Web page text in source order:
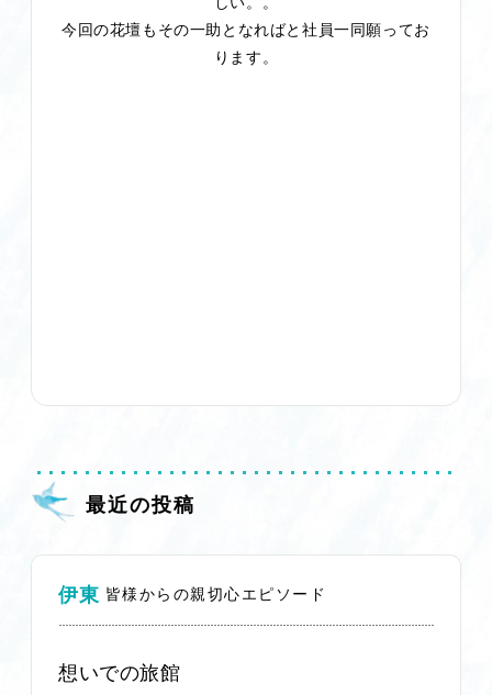
今回の花壇もその一助となればと社員一同願ってお
ります。
最近の投稿
伊東 皆様からの親切心エピソード
想いでの旅館